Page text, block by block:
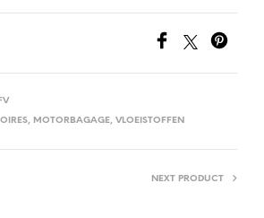
, MOTORBAGAGE, VLOEISTOFFEN
NEXT PRODUCT